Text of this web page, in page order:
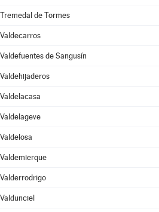
Tremedal de Tormes
Valdecarros
Valdefuentes de Sangusín
Valdehijaderos
Valdelacasa
Valdelageve
Valdelosa
Valdemierque
Valderrodrigo
Valdunciel